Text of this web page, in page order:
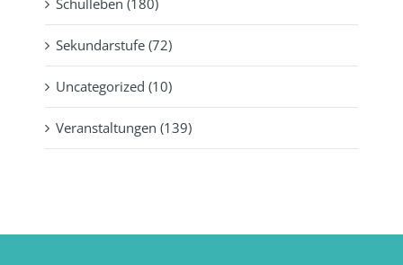
Sekundarstufe (72)
Uncategorized (10)
Veranstaltungen (139)